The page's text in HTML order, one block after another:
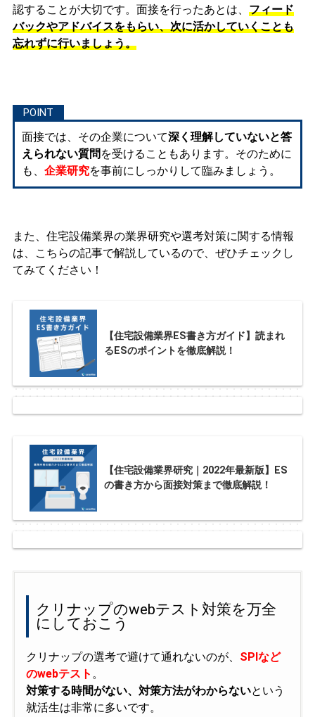
認することが大切です。面接を行ったあとは、 フィード
バックやアドバイスをもらい、次に活かしていくことも
忘れずに行いましょう。
面接では、その企業について深く理解していないと答
えられない質問 を受けることもあります。そのために
も、 企業研究を事前にしっかりして臨みましょう。
また、住宅設備業界の業界研究や選考対策に関する情報
は、こちらの記事で解説しているので、ぜひチェックし
てみてください！
【住宅設備業界ES書き方ガイド】読まれ
るESのポイントを徹底解説！
【住宅設備業界研究｜2022年最新版】ES
の書き方から面接対策まで徹底解説！
クリナップのwebテスト対策を万全
にしておこう
クリナップの選考で避けて通れないのが、 SPIなど
のwebテスト 。
対策する時間がない、対策方法がわからないという
就活生は非常に多いです。